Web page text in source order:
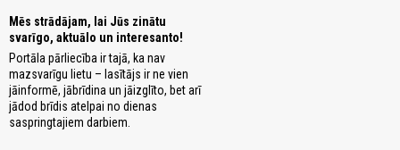
Mēs strādājam, lai Jūs zinātu
svarīgo, aktuālo un interesanto!
Portāla pārliecība ir tajā, ka nav
mazsvarīgu lietu – lasītājs ir ne vien
jāinformē, jābrīdina un jāizglīto, bet arī
jādod brīdis atelpai no dienas
saspringtajiem darbiem.